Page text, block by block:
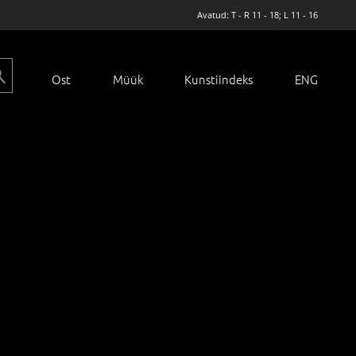
Avatud: T - R 11 - 18; L 11 - 16
Ost Müük Kunstiindeks ENG